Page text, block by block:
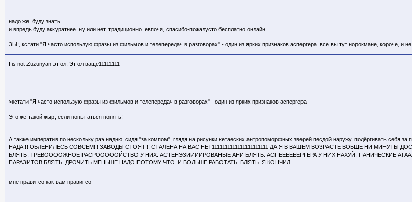
надо же. буду знать.
и впредь буду аккуратнее. ну или нет, традиционно. евпочя, спасибо-пожалусто бесплатно онлайн.
ЗЫ:, кстати "Я часто использую фразы из фильмов и телепередач в разговорах" - один из ярких признаков аспергера. все вы тут норокмане, короче, и
I is not Zuzunyan эт ол. Эт ол ваще11111111
>кстати "Я часто использую фразы из фильмов и телепередач в разговорах" - один из ярких признаков аспергера
Это же такой жыр, если попытаться понять!
А также императив по нескольку раэ надню, сидя "за компом", глядя на рисунки кетаеских антропоморфных зверей песдой наружу, подёргивать
НАДА!!! ОБЛЕНИЛЕСЬ СОВСЕМ!!! ЗАВОДЫ СТОЯТ!!! СТАЛЕНА НА ВАС НЕТ1111111111111111111111 ДА Я В ВАШЕМ ВОЗРАСТЕ ВОБЩЕ НИ МИНУТЫ
БЛЯТЬ. ТРЕВООООЖНОЕ РАСРОООООЙСТВО У НИХ. АСТЕНЭЗИИИИРОВАНЫЕ АНИ БЛЯТЬ. АСПЕЕЕЕЕЕРГЕРА У НИХ НАХУЙ. ПАНИЧЕСКИЕ
ПАРАЗИТОВ БЛЯТЬ. ДРОЧИТЬ МЕНЬШЕ НАДО ПОТОМУ ЧТО. И БОЛЬШЕ РАБОТАТЬ. БЛЯТЬ. Я КОНЧИЛ.
мне нравитсо как вам нравитсо